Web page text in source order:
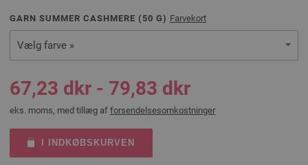
GARN SUMMER CASHMERE ( 50 G) Farvekort
Vælg farve »
67,23 dkr - 79,83 dkr
eks. moms, med tillæg af forsendelsesomkostninger
I INDKØBSKURVEN